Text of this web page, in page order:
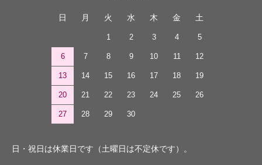
日 月 火 水 木 金 土
1 2 3 4 5
6 7 8 9 10 11 12
13 14 15 16 17 18 19
20 21 22 23 24 25 26
27 28 29 30
日・祝日は休業日です（土曜日は不定休です）。